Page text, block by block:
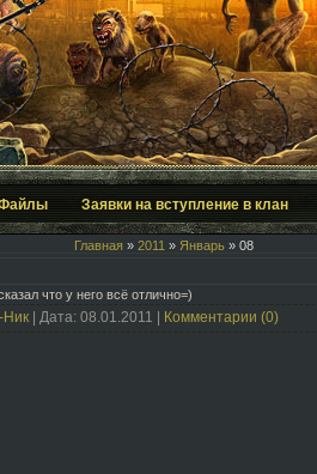
Заявки на вступление в клан
Главная » 2011 » Январь » 08
что у него всё отлично=)
Ник| Дата: 08.01.2011 Комментарии (0)